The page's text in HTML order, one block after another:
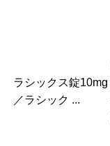
ラシックス錠10mg
／ラシック ...